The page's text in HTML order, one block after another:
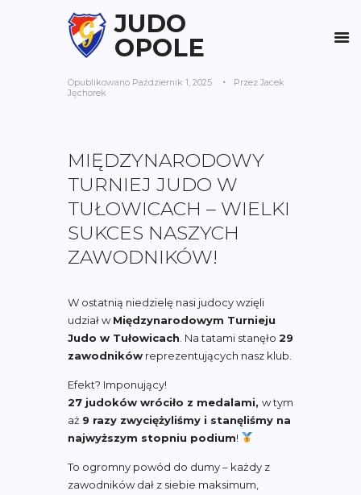
JUDO
OPOLE
Opublikowano Październik 1, 2025 Przez Jacek
Jęchorek
MIĘDZYNARODOWY
TURNIEJ JUDO W
TUŁOWICACH – WIELKI
SUKCES NASZYCH
ZAWODNIKÓW!
W ostatnią niedzielę nasi judocy wzięli
udział wMiędzynarodowym Turnieju
Judo w Tułowicach . Na tatami stanęło 29
zawodników reprezentujących nasz klub.
Efekt? Imponujący!
27 judoków wróciło z medalami, w tym
aż 9 razy zwyciężyliśmy i stanęliśmy na
najwyższym stopniu podium!
To ogromny powód do dumy – każdy z
zawodników dał z siebie maksimum,